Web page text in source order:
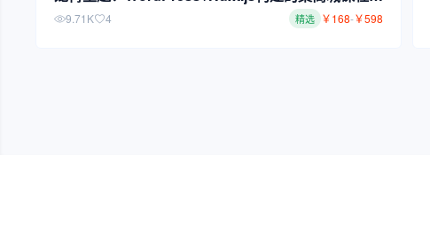
品问答视频等多功能应用
9.71K 4 精选 ￥168-￥598